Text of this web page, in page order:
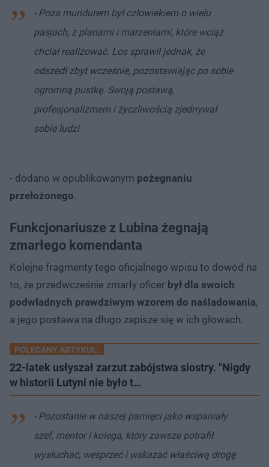
- Poza mundurem był człowiekiem o wielu
pasjach, z planami i marzeniami, które wciąż
chciał realizować. Los sprawił jednak, że
odszedł zbyt wcześnie, pozostawiając po sobie
ogromną pustkę. Swoją postawą,
profesjonalizmem i życzliwością zjednywał
sobie ludzi
- dodano w opublikowanym pożegnaniu
przełożonego.
Funkcjonariusze z Lubina żegnają
zmarłego komendanta
Kolejne fragmenty tego oficjalnego wpisu to dowód na
to, że przedwcześnie zmarły oficer był dla swoich
podwładnych prawdziwym wzorem do naśladowania,
a jego postawa na długo zapisze się w ich głowach.
POLECANY ARTYKUŁ:
22-latek usłyszał zarzut zabójstwa siostry. "Nigdy
w historii Lutyni nie było t…
- Pozostanie w naszej pamięci jako wspaniały
szef, mentor i kolega, który zawsze potrafił
wysłuchać, wesprzeć i wskazać właściwą drogę